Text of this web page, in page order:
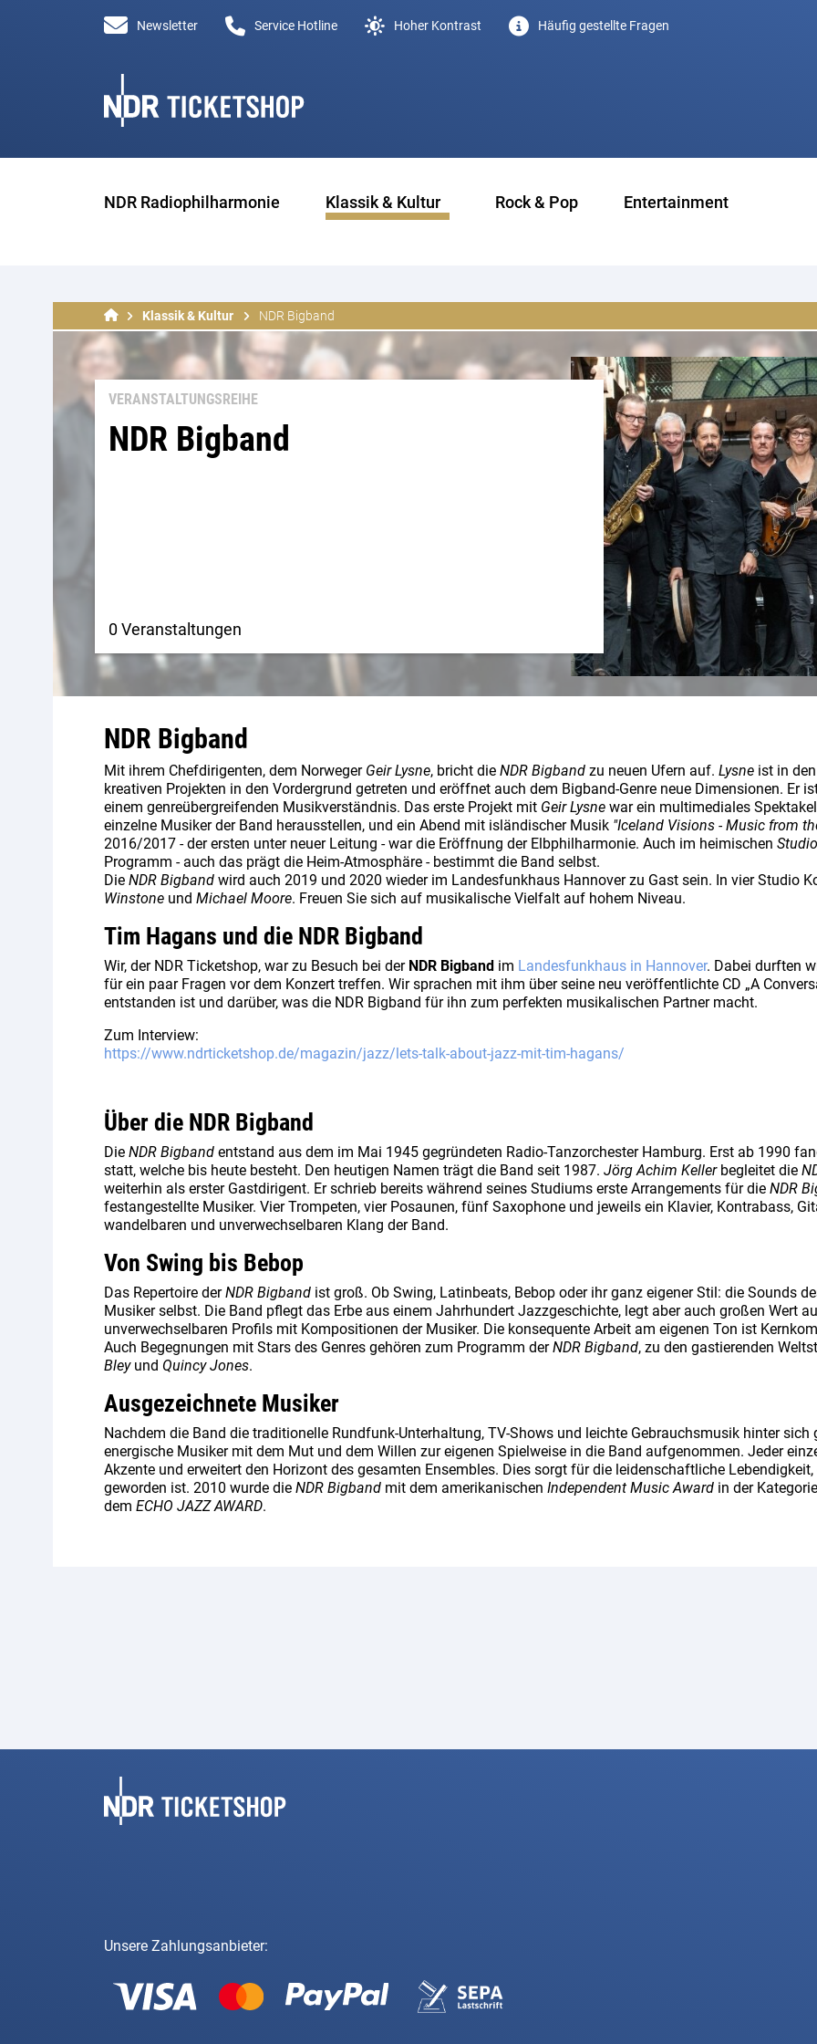
Newsletter Service Hotline Hoher Kontrast Häufig gestellte Fragen
NDR Radiophilharmonie Klassik & Kultur Rock & Pop Entertainment
Klassik & Kultur NDR Bigband
VERANSTALTUNGSREIHE
NDR Bigband
0 Veranstaltungen
NDR Bigband
Mit ihrem Chefdirigenten, dem Norweger Geir Lysne, bricht die NDR Bigband zu neuen Ufern auf. Lysne ist in
kreativen Projekten in den Vordergrund getreten und eröffnet auch dem Bigband-Genre neue Dimensionen. Er
einem genreübergreifenden Musikverständnis. Das erste Projekt mit Geir Lysne war ein multimediales
einzelne Musiker der Band herausstellen, und ein Abend mit isländischer Musik "Iceland Visions - Music from
2016/2017 - der ersten unter neuer Leitung - war die Eröffnung der Elbphilharmonie. Auch im heimischen
Programm - auch das prägt die Heim-Atmosphäre - bestimmt die Band selbst.
Die NDR Bigband wird auch 2019 und 2020 wieder im Landesfunkhaus Hannover zu Gast sein. In vier Studio
Winstone und Michael Moore. Freuen Sie sich auf musikalische Vielfalt auf hohem Niveau.
Tim Hagans und die NDR Bigband
Wir, der NDR Ticketshop, war zu Besuch bei der NDR Bigband im Landesfunkhaus in Hannover. Dabei durften
für ein paar Fragen vor dem Konzert treffen. Wir sprachen mit ihm über seine neu veröffentlichte CD „A
entstanden ist und darüber, was die NDR Bigband für ihn zum perfekten musikalischen Partner macht.
Zum Interview:
https://www.ndrticketshop.de/magazin/jazz/lets-talk-about-jazz-mit-tim-hagans/
Über die NDR Bigband
Die NDR Bigband entstand aus dem im Mai 1945 gegründeten Radio-Tanzorchester Hamburg. Erst ab 1990
statt, welche bis heute besteht. Den heutigen Namen trägt die Band seit 1987. Jörg Achim Kellerbegleitet die
weiterhin als erster Gastdirigent. Er schrieb bereits während seines Studiums erste Arrangements für die NDR
festangestellte Musiker. Vier Trompeten, vier Posaunen, fünf Saxophone und jeweils ein Klavier, Kontrabass,
wandelbaren und unverwechselbaren Klang der Band.
Von Swing bis Bebop
Das Repertoire derNDR Bigband ist groß. Ob Swing, Latinbeats, Bebop oder ihr ganz eigener Stil: die Sounds
Musiker selbst. Die Band pflegt das Erbe aus einem Jahrhundert Jazzgeschichte, legt aber auch großen Wert
unverwechselbaren Profils mit Kompositionen der Musiker. Die konsequente Arbeit am eigenen Ton ist
Auch Begegnungen mit Stars des Genres gehören zum Programm derNDR Bigband, zu den gastierenden
Bleyund Quincy Jones.
Ausgezeichnete Musiker
Nachdem die Band die traditionelle Rundfunk-Unterhaltung, TV-Shows und leichte Gebrauchsmusik hinter
energische Musiker mit dem Mut und dem Willen zur eigenen Spielweise in die Band aufgenommen. Jeder
Akzente und erweitert den Horizont des gesamten Ensembles. Dies sorgt für die leidenschaftliche
geworden ist. 2010 wurde die NDR Bigband mit dem amerikanischen Independent Music Award in der Kategorie
dem ECHO JAZZ AWARD.
Fußbereich
Unsere Zahlungsanbieter: